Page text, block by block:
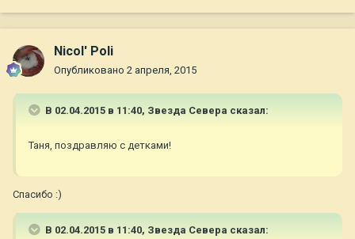
Nicol' Poli
Опубликовано 2 апреля, 2015
В 02.04.2015 в 11:40, Звезда Севера сказал:
Таня, поздравляю с детками!
Спасибо :)
В 02.04.2015 в 11:40, Звезда Севера сказал: